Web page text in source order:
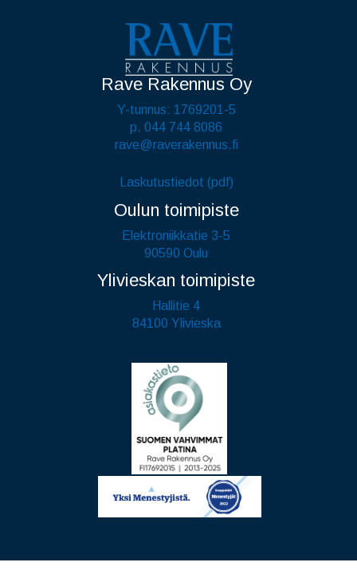
Rave Rakennus Oy
Y-tunnus: 1769201-5
p. 044 744 8086
rave@raverakennus.fi
Laskutustiedot (pdf)
Oulun toimipiste
Elektroniikkatie 3-5
90590 Oulu
Ylivieskan toimipiste
Hallitie 4
84100 Ylivieska